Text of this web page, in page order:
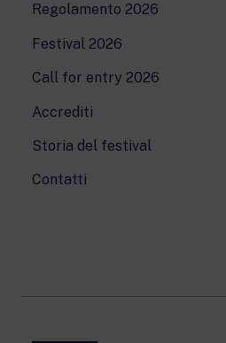
Regolamento 2026
Festival 2026
Call for entry 2026
Accrediti
Storia del festival
Contatti